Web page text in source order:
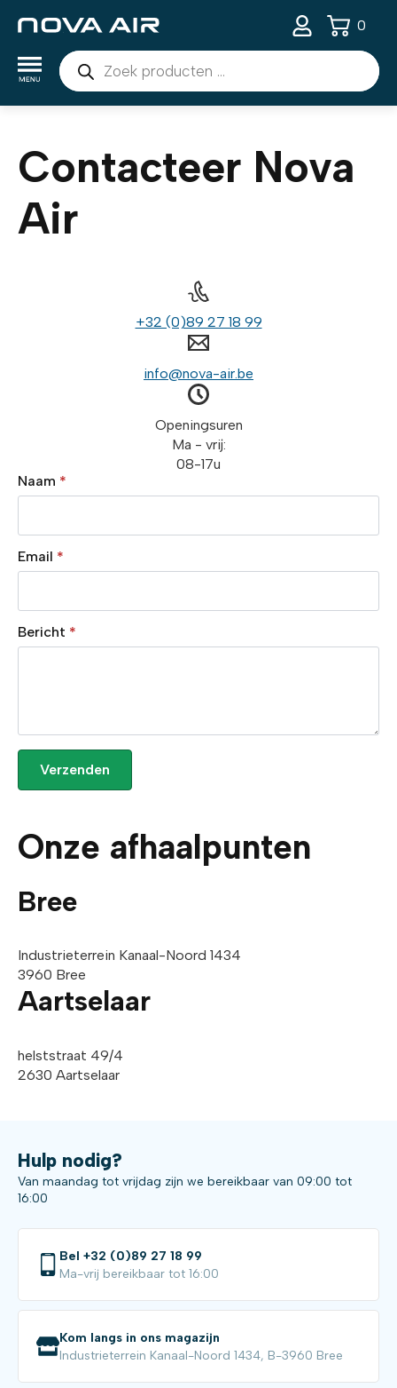
Producten
zoeken
0
Contacteer Nova
Air
+32 (0)89 27 18 99
info@nova-air.be
Openingsuren
Ma - vrij:
08-17u
Naam *
Email *
Bericht *
Verzenden
Onze afhaalpunten
Bree
Industrieterrein Kanaal-Noord 1434
3960 Bree
Aartselaar
helststraat 49/4
2630 Aartselaar
Hulp nodig?
Van maandag tot vrijdag zijn we bereikbaar van 09:00 tot
16:00
Bel +32 (0)89 27 18 99
Ma-vrij bereikbaar tot 16:00
Kom langs in ons magazijn
Industrieterrein Kanaal-Noord 1434, B-3960 Bree